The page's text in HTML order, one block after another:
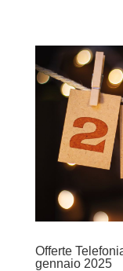
Offerte
gennaio 2025